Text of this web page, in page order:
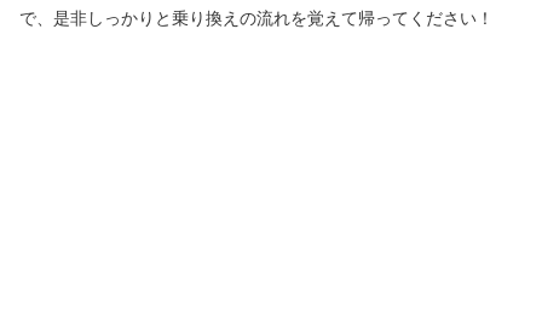
で、是非しっかりと乗り換えの流れを覚えて帰ってください！